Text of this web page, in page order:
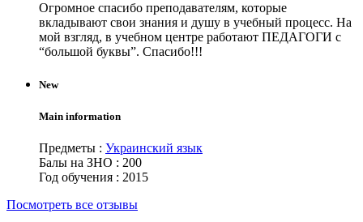
Огромное спасибо преподавателям, которые
вкладывают свои знания и душу в учебный процесс. На
мой взгляд, в учебном центре работают ПЕДАГОГИ с
“большой буквы”. Спасибо!!!
New
Main information
Предметы : Украинский язык
Балы на ЗНО : 200
Год обучения : 2015
Посмотреть все отзывы